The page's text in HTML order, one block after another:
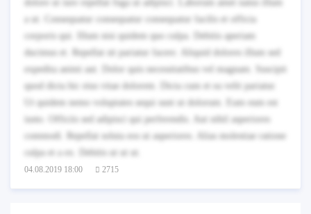
dolore ut iure repellat fuga ut adipisci. Laborum amet natus illum
a ut. Consequatur consequatur consequatur facilis et officia
corporis qui. Illum nisi quidem quo culpa. Debitis aperiam
ducimus et. Repellat sit pariatur facere. Aliquid dolores illum sed
expedita animi aut. Dolor quis necessitatibus vel magnam. Suscipit
quod dicta hic eius vitae dolorem. Dicta cum et ea velit pariatur.
Ut quidem nemo voluptates sequi sunt ut dolorum. Eum eum est
iusto. Officiis sed adipisci qui perferendis. Aut nihil asperiores
commodi. Repellat soluta eos ut asperiores. Alias molestiae ratione
culpa et a ex. Debitis ut ut ut.
04.08.2019 18:00 2715